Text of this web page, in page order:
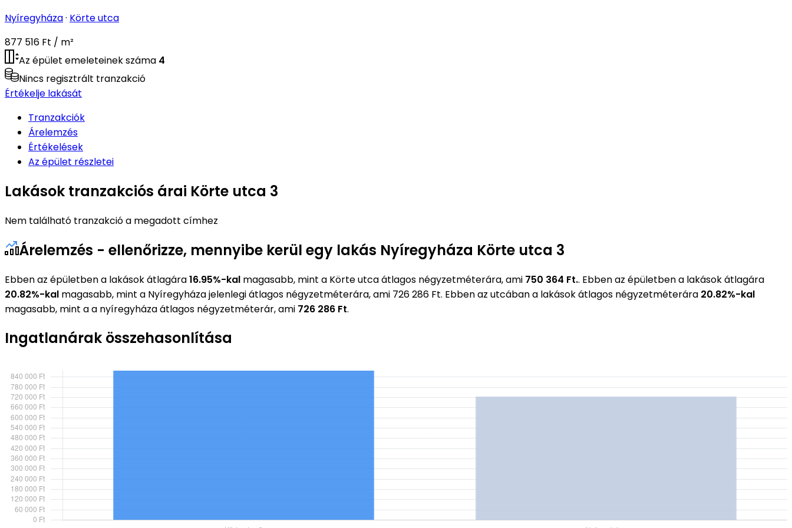
Nyíregyháza· Körte utca
877 516 Ft / m²
Az épület emeleteinek száma 4
Nincs regisztrált tranzakció
Értékelje lakását
Tranzakciók
Árelemzés
Értékelések
Az épület részletei
Lakások tranzakciós árai Körte utca 3
Nem található tranzakció a megadott címhez
Árelemzés - ellenőrizze, mennyibe kerül egy lakás Nyíregyháza Körte utca 3
Ebben az épületben a lakások átlagára16.95%-kal magasabb, mint a Körte utca átlagos négyzetméterára, ami 750 364 Ft.. Ebben az épületben a lakások átlagára
20.82%-kal magasabb, mint a Nyíregyháza jelenlegi átlagos négyzetméterára, ami 726 286 Ft. Ebben az utcában a lakások átlagos négyzetméterára 20.82%-kal
magasabb, mint a a nyíregyháza átlagos négyzetméterár, ami 726 286 Ft.
Ingatlanárak összehasonlítása